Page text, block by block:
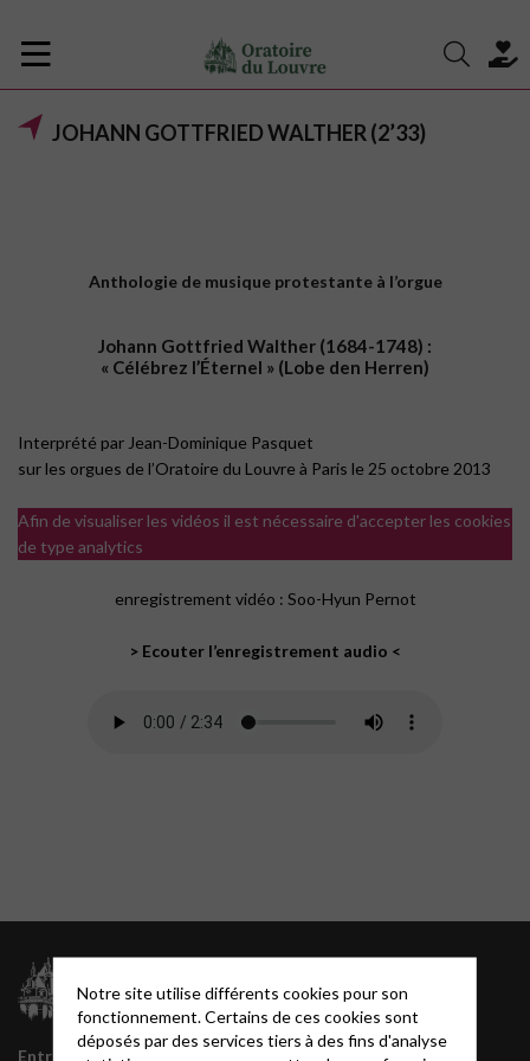
JOHANN GOTTFRIED WALTHER (2’33)
Anthologie de musique protestante à l’orgue
Johann Gottfried Walther (1684-1748) :
« Célébrez l’Éternel » (Lobe den Herren)
Interprété par Jean-Dominique Pasquet
sur les orgues de l’Oratoire du Louvre à Paris le 25 octobre 2013
Afin de visualiser les vidéos il est nécessaire d'accepter les cookies
de type analytics
enregistrement vidéo : Soo-Hyun Pernot
> Ecouter l’enregistrement audio <
Entrée principale
juillet 2026
juin 2026
mai 2026
Notre site utilise différents cookies pour son
fonctionnement. Certains de ces cookies sont
déposés par des services tiers à des fins d'analyse